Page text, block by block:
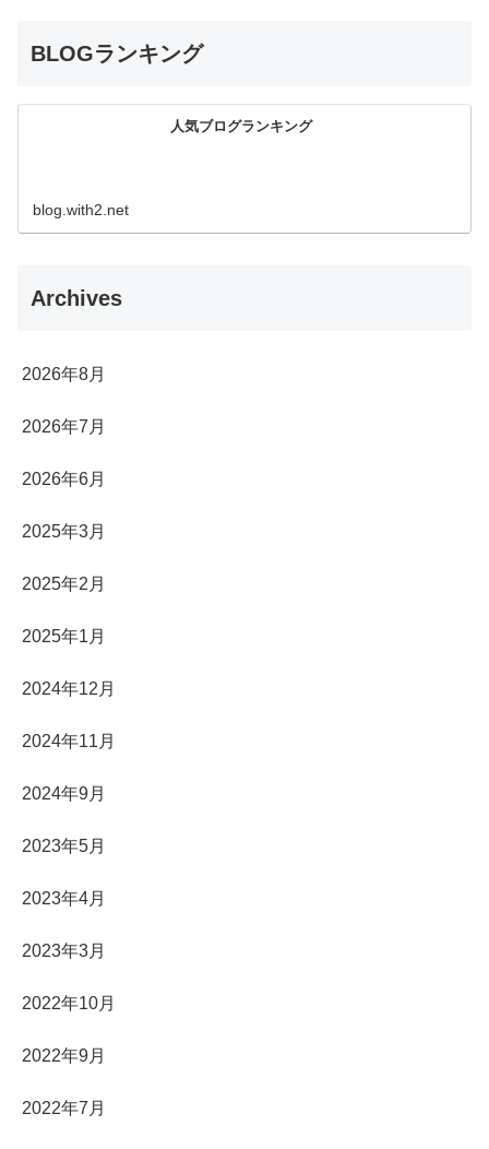
BLOGランキング
人気ブログランキング
blog.with2.net
Archives
2026年8月
2026年7月
2026年6月
2025年3月
2025年2月
2025年1月
2024年12月
2024年11月
2024年9月
2023年5月
2023年4月
2023年3月
2022年10月
2022年9月
2022年7月